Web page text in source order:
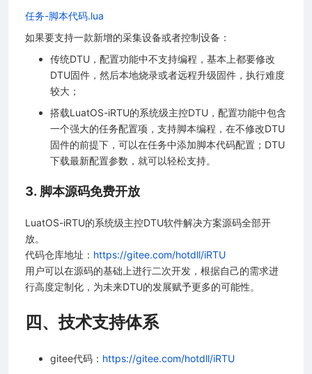
任务-脚本代码.lua
如果要支持一款新增的采集设备或者控制设备：
传统DTU，配置功能中不支持编程，基本上都要修改
DTU固件，然后本地烧录或者远程升级固件，执行难度
较大；
搭载LuatOS-iRTU的系统级主控DTU，配置功能中包含
一个强大的任务配置项，支持脚本编程，在不修改DTU
固件的前提下，可以在任务中添加脚本代码配置；DTU
下载最新配置参数，就可以轻松支持。
3. 脚本源码免费开放
LuatOS-iRTU的系统级主控DTU软件解决方案源码全部开
放。
代码仓库地址： https://gitee.com/hotdll/iRTU
用户可以在源码的基础上进行二次开发，根据自己的需求进
行高度定制化，为未来DTU的发展赋予更多的可能性。
四、技术支持体系
gitee代码： https://gitee.com/hotdll/iRTU